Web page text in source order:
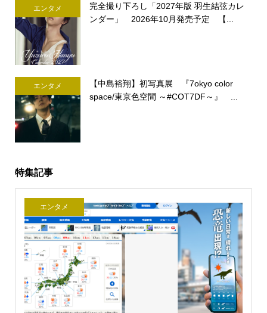
エンタメ
完全撮り下ろし「2027年版 羽生結弦カレ
ンダー」 2026年10月発売予定 【...
エンタメ
【中島裕翔】初写真展 『7okyo color
space/東京色空間 ～#COT7DF～』 ...
特集記事
エンタメ